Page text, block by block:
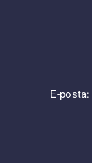
E-posta: